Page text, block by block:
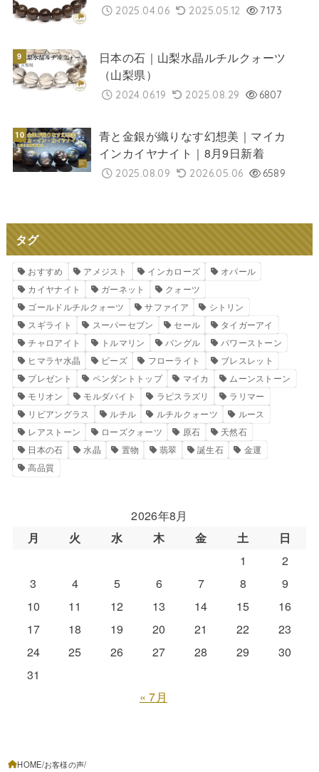
2025.04.06 2025.05.12 7173
日本の石｜山梨水晶ルチルクォーツ
（山梨県）
2024.06.19 2025.08.29 6807
青と金銀が織りなす幻想美｜マイカ
インカイヤナイト｜8月9日新着
2025.08.09 2026.05.06 6589
タグ
おすすめ アメジスト インカローズ
オパール
カイヤナイト
ガーネット
クォーツ
ゴールドルチルクォーツ
サファイア
シトリン
スギライト
スーパーセブン セール
タイガーアイ
チャロアイト
トルマリン バングル
パワーストーン
ヒマラヤ水晶
ビーズ フローライト
ブレスレット
プレゼント
ペンダントトップ マイカ
ムーンストーン
モリオン
モルダバイト ラピスラズリ
ラリマー
リビアングラス
ルチル ルチルクォーツ
ルース
レアストーン
ローズクォーツ 原石
天然石
日本の石
水晶 置物 翡翠 誕生石
金運
高品質
2026年8月
月
火 水 木 金 土
日
1
2
3
4 5 6 7 8
9
10
11 12 13 14 15
16
17
18 19 20 21 22
23
24
25 26 27 28 29
30
31
« 7月
HOME お客様の声